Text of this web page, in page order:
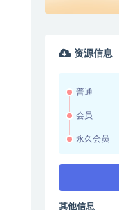
资源信息
普通
会员
永久会员
其他信息